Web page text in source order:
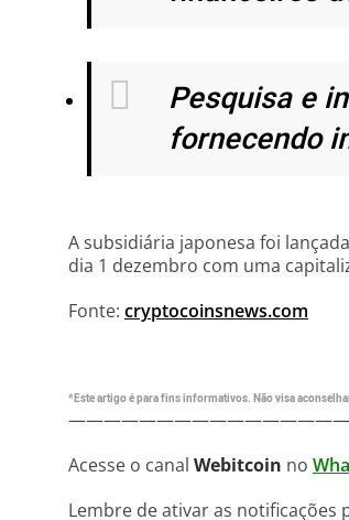
Pesquisa e
fornecendo
A subsidiária japonesa foi
dia 1 dezembro com uma
Fonte: cryptocoinsnews.com
*Este artigo é para fins informativos. Não visa
Acesse o canal Webitcoin no
Lembre de ativar as notificações